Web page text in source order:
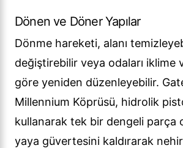
Dönen ve Döner Yapılar
Dönme hareketi, alanı
değiştirebilir veya odaları iklime
göre yeniden düzenleyebilir.
Millennium Köprüsü, hidrolik
kullanarak tek bir dengeli parça
yaya güvertesini kaldırarak